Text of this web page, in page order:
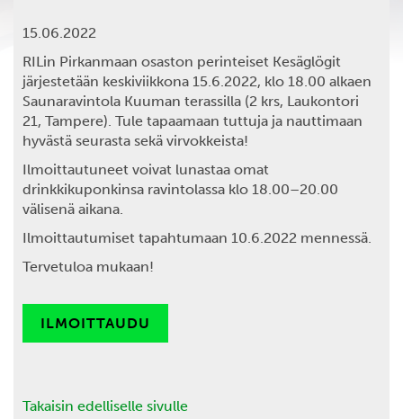
15.06.2022
RILin Pirkanmaan osaston perinteiset Kesäglögit
järjestetään keskiviikkona 15.6.2022, klo 18.00 alkaen
Saunaravintola Kuuman terassilla (2 krs, Laukontori
21, Tampere). Tule tapaamaan tuttuja ja nauttimaan
hyvästä seurasta sekä virvokkeista!
Ilmoittautuneet voivat lunastaa omat
drinkkikuponkinsa ravintolassa klo 18.00–20.00
välisenä aikana.
Ilmoittautumiset tapahtumaan 10.6.2022 mennessä.
Tervetuloa mukaan!
ILMOITTAUDU
Takaisin edelliselle sivulle